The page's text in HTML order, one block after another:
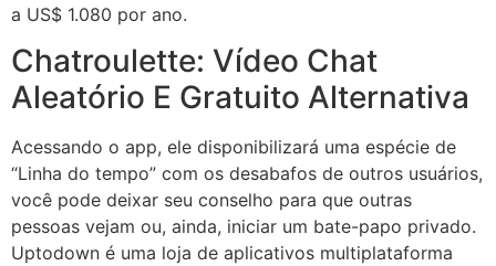
a US$ 1.080 por ano.
Chatroulette: Vídeo Chat
Aleatório E Gratuito Alternativa
Acessando o app, ele disponibilizará uma espécie de
“Linha do tempo” com os desabafos de outros usuários,
você pode deixar seu conselho para que outras
pessoas vejam ou, ainda, iniciar um bate-papo privado.
Uptodown é uma loja de aplicativos multiplataforma